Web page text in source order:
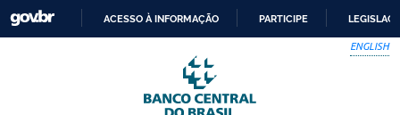
Skip to main content
PARA
O
CONTEÚDO
ACESSO À INFORMAÇÃO PARTICIPE
ENGLISH